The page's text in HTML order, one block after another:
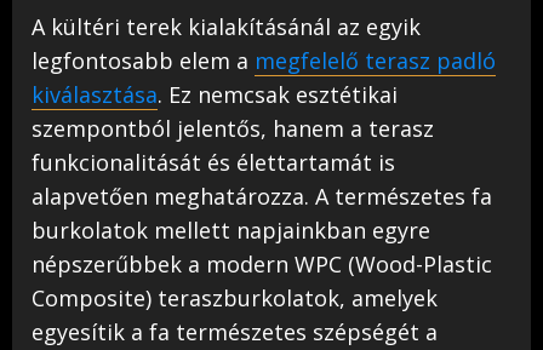
A kültéri terek kialakításánál az egyik
legfontosabb elem a megfelelő terasz padló
kiválasztása. Ez nemcsak esztétikai
szempontból jelentős, hanem a terasz
funkcionalitását és élettartamát is
alapvetően meghatározza. A természetes fa
burkolatok mellett napjainkban egyre
népszerűbbek a modern WPC (Wood-Plastic
Composite) teraszburkolatok, amelyek
egyesítik a fa természetes szépségét a